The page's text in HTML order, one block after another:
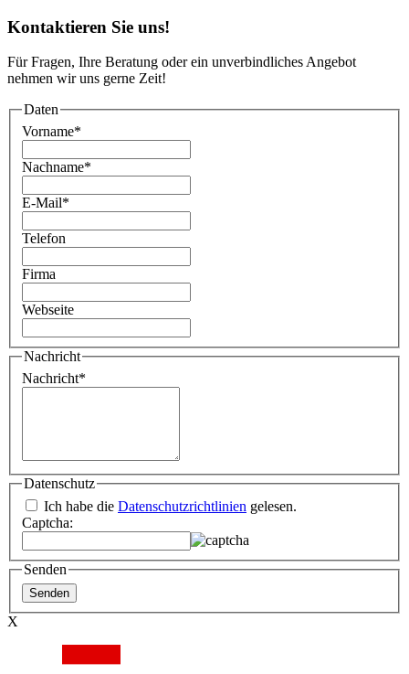
Kontaktieren Sie uns!
Für Fragen, Ihre Beratung oder ein unverbindliches Angebot
nehmen wir uns gerne Zeit!
Daten
Vorname*
Nachname*
E-Mail*
Telefon
Firma
Webseite
Nachricht
Nachricht*
Datenschutz
Ich habe die Datenschutzrichtlinien gelesen.
Captcha:
Senden
X